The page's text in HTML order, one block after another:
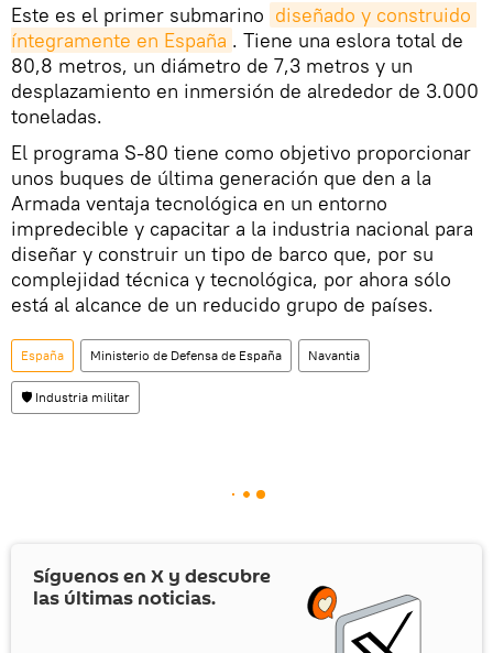
Este es el primer submarino diseñado y construido
íntegramente en España . Tiene una eslora total de
80,8 metros, un diámetro de 7,3 metros y un
desplazamiento en inmersión de alrededor de 3.000
toneladas.
El programa S-80 tiene como objetivo proporcionar
unos buques de última generación que den a la
Armada ventaja tecnológica en un entorno
impredecible y capacitar a la industria nacional para
diseñar y construir un tipo de barco que, por su
complejidad técnica y tecnológica, por ahora sólo
está al alcance de un reducido grupo de países.
España Ministerio de Defensa de España Navantia
🛡️ Industria militar
Síguenos en X y descubre
las últimas noticias.